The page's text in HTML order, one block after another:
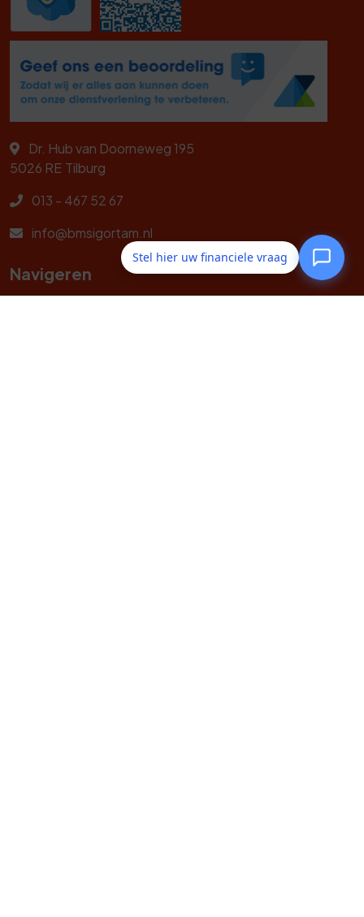
Dr. Hub van Doorneweg 195
5026 RE Tilburg
013 - 467 52 67
info@bmsigortam.nl
Navigeren
Stel hier uw financiele vraag